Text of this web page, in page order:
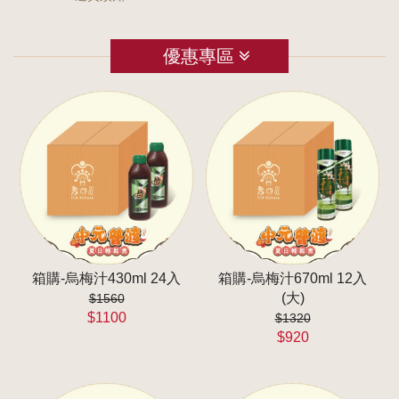
優惠專區
箱購-烏梅汁430ml 24入
$1560
$1100
箱購-烏梅汁670ml 12入
(大)
$1320
$920